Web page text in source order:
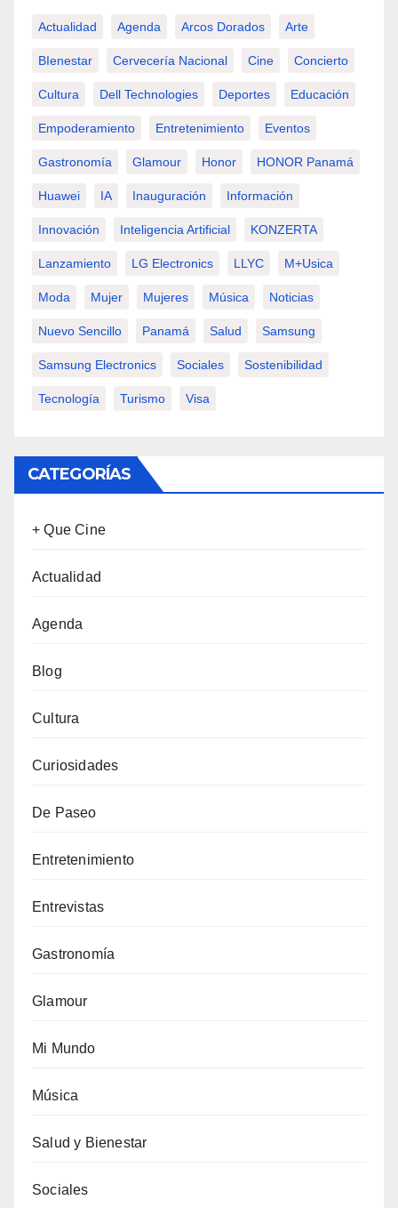
Actualidad Agenda Arcos Dorados Arte
BIenestar Cervecería Nacional Cine Concierto
Cultura Dell Technologies Deportes Educación
Empoderamiento Entretenimiento Eventos
Gastronomía Glamour Honor HONOR Panamá
Huawei IA Inauguración Información
Innovación Inteligencia Artificial KONZERTA
Lanzamiento LG Electronics LLYC M+usica
Moda Mujer Mujeres Música Noticias
Nuevo Sencillo Panamá Salud Samsung
Samsung Electronics Sociales Sostenibilidad
Tecnología Turismo Visa
CATEGORÍAS
+ Que Cine
Actualidad
Agenda
Blog
Cultura
Curiosidades
De Paseo
Entretenimiento
Entrevistas
Gastronomía
Glamour
Mi Mundo
Música
Salud y Bienestar
Sociales